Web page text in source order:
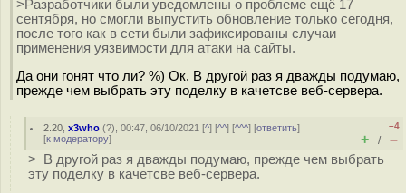
>Разработчики были уведомлены о проблеме ещё 17
сентября, но смогли выпустить обновление только сегодня,
после того как в сети были зафиксированы случаи
применения уязвимости для атаки на сайты.
Да они гонят что ли? %) Ок. В другой раз я дважды подумаю,
прежде чем выбрать эту поделку в качетсве веб-сервера.
2.20 ,x3who (?), 00:47, 06/10/2021 [^] [^^] [^^^] [ответить]
[к модератору]
–4
+ / –
> В другой раз я дважды подумаю, прежде чем выбрать
эту поделку в качетсве веб-сервера.